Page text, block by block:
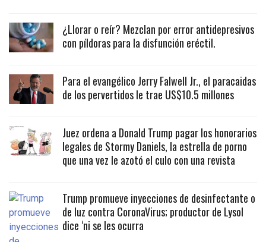
¿Llorar o reír? Mezclan por error antidepresivos
con píldoras para la disfunción eréctil.
Para el evangélico Jerry Falwell Jr., el paracaidas
de los pervertidos le trae US$10.5 millones
Juez ordena a Donald Trump pagar los honorarios
legales de Stormy Daniels, la estrella de porno
que una vez le azotó el culo con una revista
Trump promueve inyecciones de desinfectante o
de luz contra CoronaVirus; productor de Lysol
dice ‘ni se les ocurra